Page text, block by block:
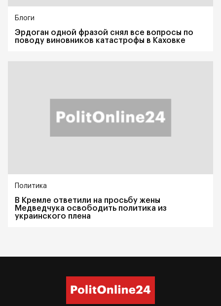
Блоги
Эрдоган одной фразой снял все вопросы по
поводу виновников катастрофы в Каховке
Политика
В Кремле ответили на просьбу жены
Медведчука освободить политика из
украинского плена